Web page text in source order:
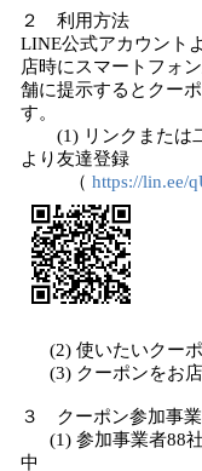
２ 利用方法
LINE公式アカウント
店時にスマートフォ
舗に提示するとクー
す。
(1) リンクまたは二
より友達登録
（ https://lin.ee/
(2) 使いたいクー
(3) クーポンをお店
３ クーポン参加事
(1) 参加事業者88
中